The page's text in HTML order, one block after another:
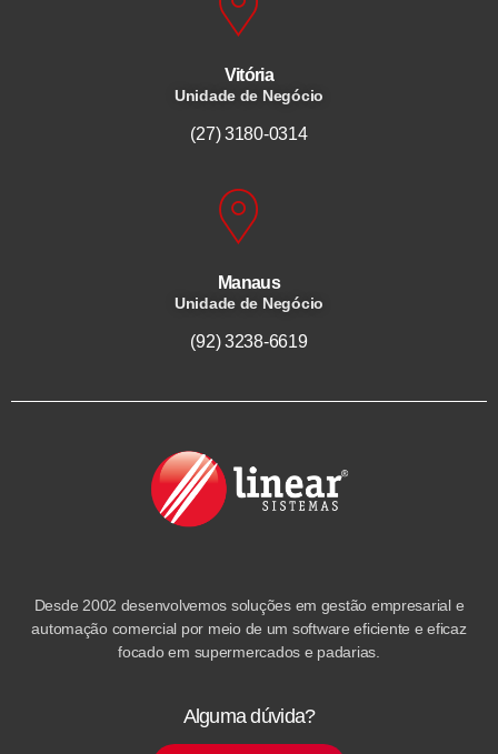
Vitória
Unidade de Negócio
(27) 3180-0314
Manaus
Unidade de Negócio
(92) 3238-6619
Desde 2002 desenvolvemos soluções em gestão empresarial e
automação comercial por meio de um software eficiente e eficaz
focado em supermercados e padarias.
Alguma dúvida?